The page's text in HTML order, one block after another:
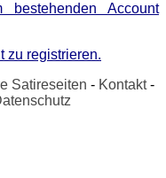
Account
zu registrieren.
Satireseiten - Kontakt-